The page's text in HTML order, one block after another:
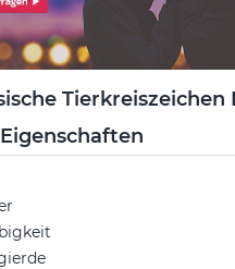
Tierkreiszeichen